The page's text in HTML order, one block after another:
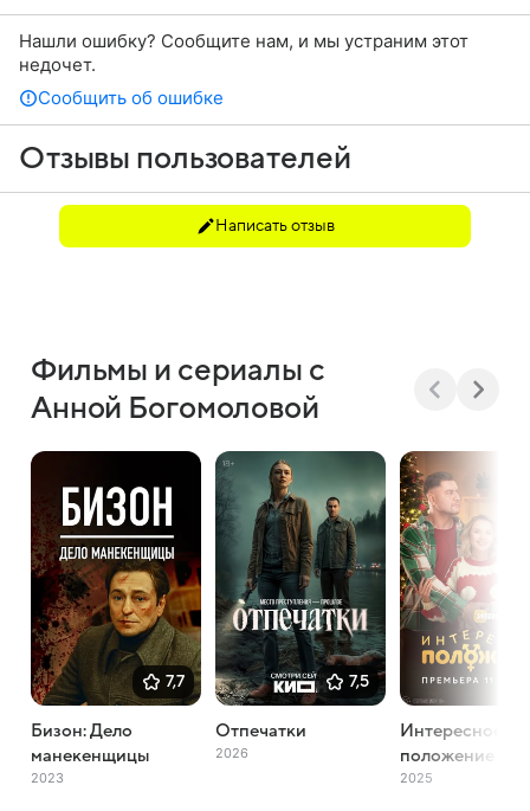
Нашли ошибку? Сообщите нам, и мы устраним этот
недочет.
Сообщить об ошибке
Отзывы пользователей
Написать отзыв
Фильмы и сериалы с
Анной Богомоловой
7,7
Бизон: Дело
манекенщицы
2023
7,5
Отпечатки
2026
Интересное
положение
2025